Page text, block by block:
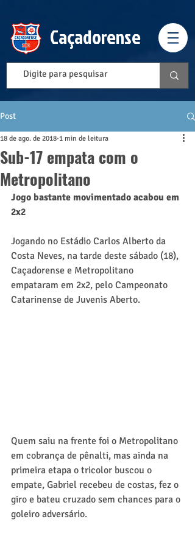
Caçadorense
Post
Sub-17 empata com o
Metropolitano
18 de ago. de 2018 1 min de leitura
Jogo bastante movimentado acabou em
2x2
Jogando no Estádio Carlos Alberto da
Costa Neves, na tarde deste sábado (18),
Caçadorense e Metropolitano
empataram em 2x2, pelo Campeonato
Catarinense de Juvenis Aberto.
Quem saiu na frente foi o Metropolitano
em cobrança de pênalti, mas ainda na
primeira etapa o tricolor buscou o
empate, Gabriel recebeu de costas, fez o
giro e bateu cruzado sem chances para o
goleiro adversário.